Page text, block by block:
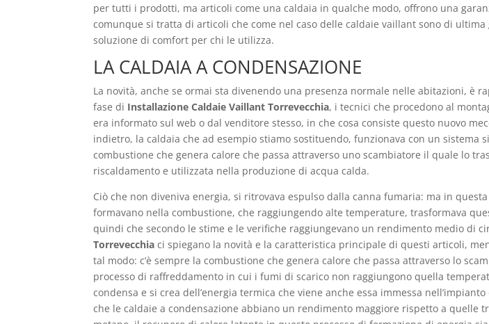
per tutti i prodotti, ma articoli come una caldaia in qualche modo, offrono una
comunque si tratta di articoli che come nel caso delle caldaie vaillant sono di
soluzione di comfort per chi le utilizza.
LA CALDAIA A CONDENSAZIONE
La novità, anche se ormai sta divenendo una presenza normale nelle abitazioni, è
fase di Installazione Caldaie Vaillant Torrevecchia, i tecnici che procedono al
era informato sul web o dal venditore stesso, in che cosa consiste questo nuovo
indietro, la caldaia che ad esempio stiamo sostituendo, funzionava con un sistema
combustione che genera calore che passa attraverso uno scambiatore il quale lo
riscaldamento e utilizzata nella produzione di acqua calda.
Ciò che non diveniva energia, si ritrovava espulso dalla canna fumaria: ma in
formavano nella combustione, che raggiungendo alte temperature, trasformava
quindi che secondo le stime e le verifiche raggiungevano un rendimento medio di
Torrevecchia ci spiegano la novità e la caratteristica principale di questi articoli,
tal modo: c’è sempre la combustione che genera calore che passa attraverso lo
processo di raffreddamento in cui i fumi di scarico non raggiungono quella
condensa e si crea dell’energia termica che viene anche essa immessa
che le caldaie a condensazione abbiano un rendimento maggiore rispetto a